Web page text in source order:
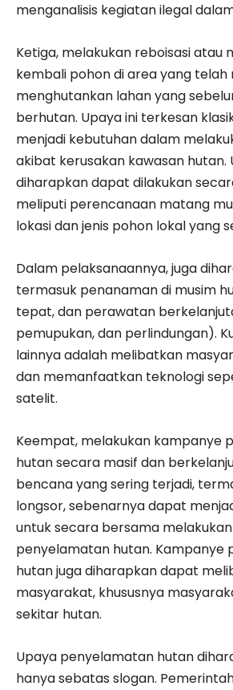
menganalisis kegiatan ilegal
​Ketiga, melakukan reboisasi atau
kembali pohon di area yang telah
menghutankan lahan yang
berhutan. Upaya ini terkesan
menjadi kebutuhan dalam
akibat kerusakan kawasan hutan.
diharapkan dapat dilakukan
meliputi perencanaan matang
lokasi dan jenis pohon lokal yang
Dalam pelaksanaannya, juga
termasuk penanaman di musim
tepat, dan perawatan
pemupukan, dan perlindungan).
lainnya adalah melibatkan
dan memanfaatkan teknologi
satelit.
​Keempat, melakukan kampanye
hutan secara masif dan
bencana yang sering terjadi,
longsor, sebenarnya dapat
untuk secara bersama
penyelamatan hutan. Kampanye
hutan juga diharapkan dapat
masyarakat, khususnya
sekitar hutan.
​Upaya penyelamatan hutan
hanya sebatas slogan.